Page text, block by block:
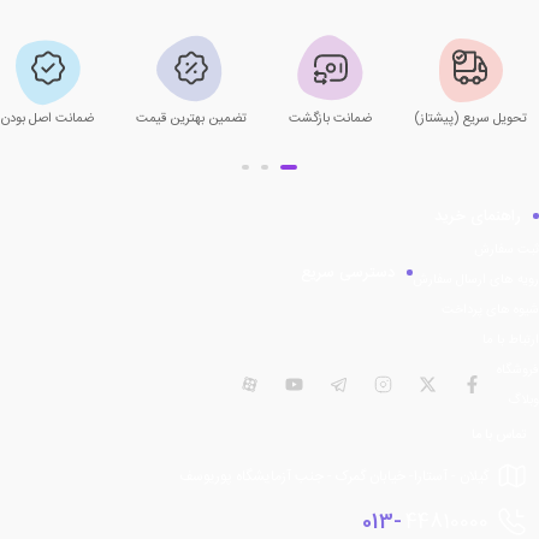
تحویل سریع (پیشتاز) ضمانت بازگشت تضمین بهترین قیمت ضمانت اصل بودن
013-
فیسبوک توییتر اینستاگرام تلگرام یوتیوب